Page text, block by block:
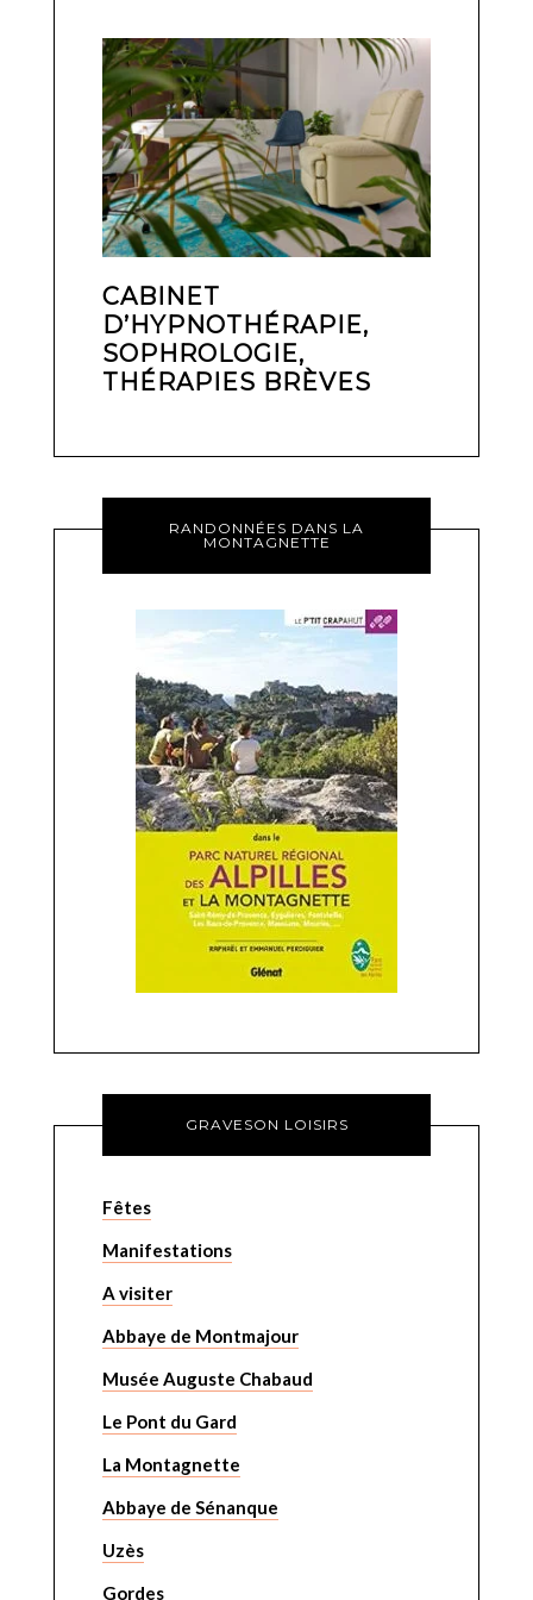
CABINET
D’HYPNOTHÉRAPIE,
SOPHROLOGIE,
THÉRAPIES BRÈVES
RANDONNÉES DANS LA
MONTAGNETTE
GRAVESON LOISIRS
Fêtes
Manifestations
A visiter
Abbaye de Montmajour
Musée Auguste Chabaud
Le Pont du Gard
La Montagnette
Abbaye de Sénanque
Uzès
Gordes